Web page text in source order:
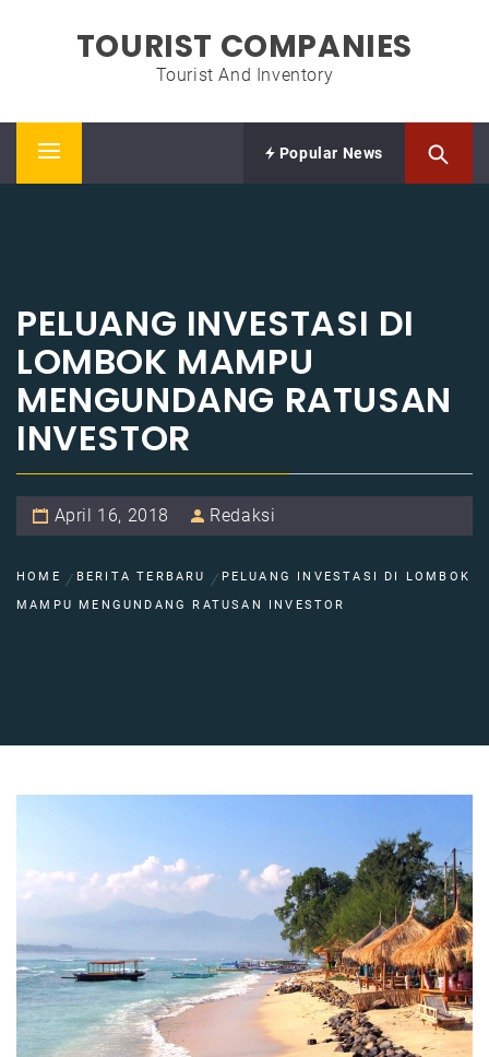
TOURIST COMPANIES
Tourist And Inventory
Primary
Popular News
PELUANG INVESTASI DI
LOMBOK MAMPU
MENGUNDANG RATUSAN
INVESTOR
April 16, 2018 Redaksi
HOME BERITA TERBARU
PELUANG INVESTASI DI LOMBOK
MAMPU MENGUNDANG RATUSAN INVESTOR